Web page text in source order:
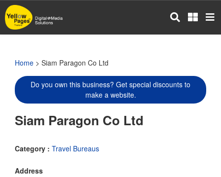
Skip
to
main
Home > Siam Paragon Co Ltd
Do you own this business? Get special discounts to
make a website.
Siam Paragon Co Ltd
Category : Travel Bureaus
Address